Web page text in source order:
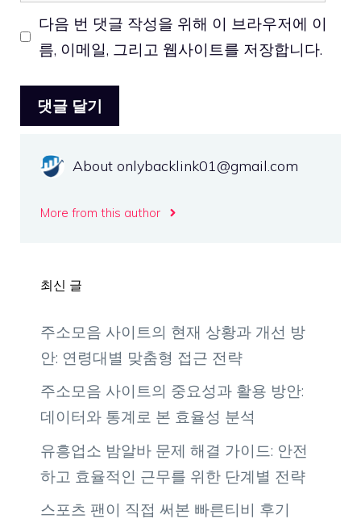
다음 번 댓글 작성을 위해 이 브라우저에 이
름, 이메일, 그리고 웹사이트를 저장합니다.
About onlybacklink01@gmail.com
More from this author
최신 글
주소모음 사이트의 현재 상황과 개선 방
안: 연령대별 맞춤형 접근 전략
주소모음 사이트의 중요성과 활용 방안:
데이터와 통계로 본 효율성 분석
유흥업소 밤알바 문제 해결 가이드: 안전
하고 효율적인 근무를 위한 단계별 전략
스포츠 팬이 직접 써본 빠른티비 후기